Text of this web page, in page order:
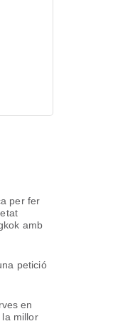
per fer
amb
petició
en
millor